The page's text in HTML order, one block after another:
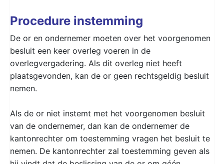
Procedure instemming
De or en ondernemer moeten over het voorgenomen
besluit een keer overleg voeren in de
overlegvergadering. Als dit overleg niet heeft
plaatsgevonden, kan de or geen rechtsgeldig besluit
nemen.
Als de or niet instemt met het voorgenomen besluit
van de ondernemer, dan kan de ondernemer de
kantonrechter om toestemming vragen het besluit te
nemen. De kantonrechter zal toestemming geven als